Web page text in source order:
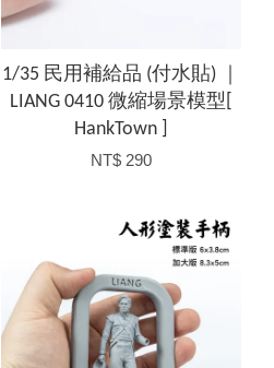
1/35 民用補給品 (付水貼) ｜
LIANG 0410 微縮場景模型[
HankTown ]
NT$ 290